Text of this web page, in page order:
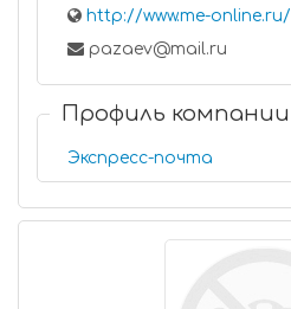
http://www.me-online.ru/
pazaev@mail.ru
Профиль компании
Экспресс-почта